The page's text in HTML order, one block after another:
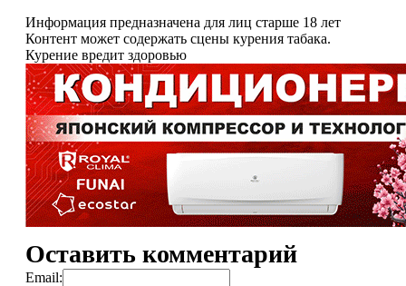
Информация предназначена для лиц старше 18 лет
Контент может содержать сцены курения табака.
Курение вредит здоровью
Оставить комментарий
Email: